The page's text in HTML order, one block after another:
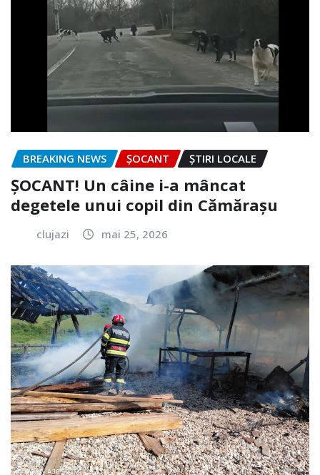
BREAKING NEWS ȘOCANT ȘTIRI LOCALE
ȘOCANT! Un câine i-a mâncat
degetele unui copil din Cămărașu
clujazi mai 25, 2026